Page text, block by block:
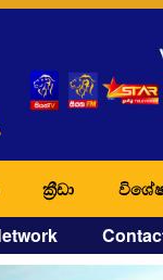
ක්‍රීඩා